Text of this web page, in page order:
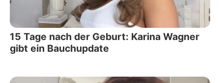
15 Tage nach der Geburt: Karina Wagner
gibt ein Bauchupdate